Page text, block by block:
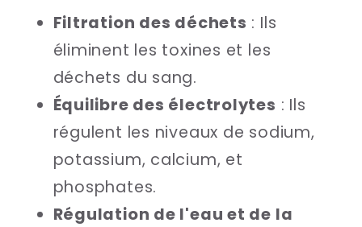
Filtration des déchets : Ils
éliminent les toxines et les
déchets du sang.
Équilibre des électrolytes : Ils
régulent les niveaux de sodium,
potassium, calcium, et
phosphates.
Régulation de l'eau et de la